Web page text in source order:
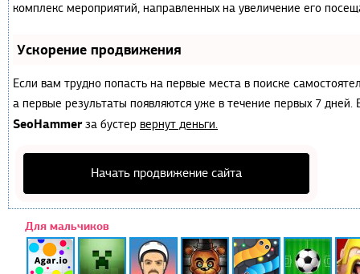
комплекс мероприятий, направленных на увеличение его
Ускорение продвижения
Если вам трудно попасть на первые места в поиске
а первые результаты появляются уже в течение первых 7
SeoHammerза бустер вернут деньги.
Начать продвижение сайта
Для мальчиков